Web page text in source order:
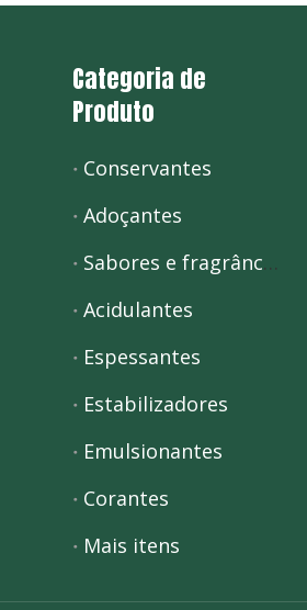
Categoria de
Produto
Conservantes
Adoçantes
Sabores e fragrâncias
Acidulantes
Espessantes
Estabilizadores
Emulsionantes
Corantes
Mais itens